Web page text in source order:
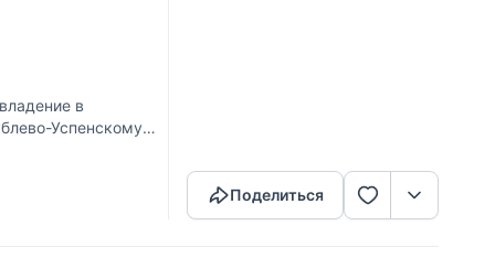
в
Успенскому
Поделиться